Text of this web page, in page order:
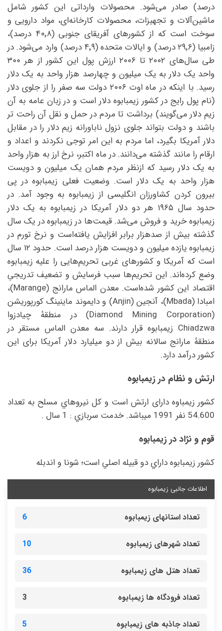
درصد) صادر می‌شود. محصولات وارداتی این کشور شامل
ماشین‌آلات و تجهیزات، محصولات کارخانه‌ای، مواد دارویی و
سوخت است که از کشورهای آفریقای جنوبی (۴۰٬۸ درصد)،
زامبیا (۲۹٬۶ درصد) و ایالات متحده (۴٬۹ درصد) وارد می‌شود. در
طی سال‌های ۲۰۰۲ تا ۲۰۰۶ ارزش پول این کشور از هر ۳۰۰
واحد یک دلار به یک میلیون و چهارصد هزار واحد به یک دلار
رسید. با اینکه در ماه اوت ۲۰۰۶ دولت سه صفر را از جلوی دلار
(نام پول رایج در کشور زیمبابوه دلار است و در زبان عامه به آن
زیم دلار می‌گویند) برداشت تا مردم در حمل و نقل آن راحت تر
باشند و دولت بتواند جلوی نزول ناباورانه زیم دلار را در مقابل
دلار آمریکا بگیرد، اما مردم به این امر توجی نکردند و اعداد و
ارقام را مانند گذشته می‌دانند. در ماه اکتبر، نرخ ارز به هزار واحد
به یک دلار رسید که ازنظر مردم همان یک میلیون و دویست
هزار واحد به یک دلار است. وضعیت فعلی زیمبابوه در پی
بیرون کردن کشاورزان انگلیسی از زیمبابوه به وجود آمد. در
حدود سال ۱۹۶۵ هر دو دلار آمریکا در زیمبابوه به یک دلار
زیمبابوه خرید و فروش می‌شد. قیمت‌ها در زیمبابوه در یک سال
گذشته بیش از صدهزار برابر افزایش یافته‌است و نرخ تورم در
زیمبابوه یازده میلیون و دویست هزار درصد است. حدود ۱۲ سال
است که آمریکا و کشورهای غربی تحریم‌هایی را علیه زیمبابوه
وضع کرده‌اند. این تحریم‌ها سبب فرسایش و تضعیف تدریجیِ
اقتصاد این کشور شده‌است. معدن الماس مارانج (Marange)،
امبادا (Mbada)، آنجین (Anjin) و دایموند ماینینگ کورپوریشن
(Diamond Mining Corporation) در منطقهٔ چیادزوا
Chiadzwa زیمبابوه قرار دارند. سه معدن الماس مستقر در
منطقهٔ مارانج سالانه بیش از دو میلیارد دلار آمریکا برای این
کشور درآمد دارد.
ارتش و نظام در زیمبابوه
کشور زیمباوه دارای ارتش است و كل نيروهاي مسلح به تعداد
54.600 نفر 1991 میباشد. خدمت سربازي :‌ 1 سال .
قوم و نژاد در زیمبابوه
کشور زیمبابوه داراي دو قبيله اصلي است؛ شونا و اندبله
اطلاعات جانبی زیمبابوه
تعداد استانهای زیمبابوه 6
تعداد شهرهای زیمبابوه 10
تعداد هتل های زیمبابوه 36
تعداد فرودگاه ها زیمبابوه 3
تعداد جاذبه های زیمبابوه 5